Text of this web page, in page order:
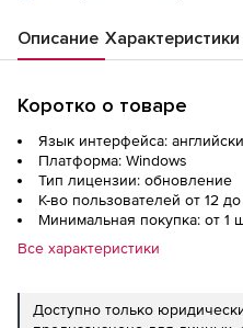
Описание Характеристики
Коротко о товаре
Язык интерфейса:
Платформа: Windows
Тип лицензии: обновление
К-во пользователей от 12
Минимальная покупка: от 1
Все характеристики
Доступно только